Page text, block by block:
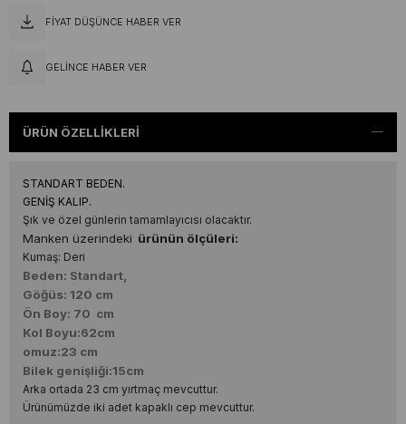
FIYAT DÜŞÜNCE HABER VER
GELINCE HABER VER
ÜRÜN ÖZELLIKLERI
STANDART BEDEN.
GENİŞ KALIP.
Şık ve özel günlerin tamamlayıcısı olacaktır.
Manken üzerindeki ürünün ölçüleri:
Kumaş: Deri
Beden: Standart,
Göğüs: 120 cm
Ön Boy: 70 cm
Kol Boyu:62cm
omuz:23 cm
Bilek genişliği:15cm
Arka ortada 23 cm yırtmaç mevcuttur.
Ürünümüzde iki adet kapaklı cep mevcuttur.